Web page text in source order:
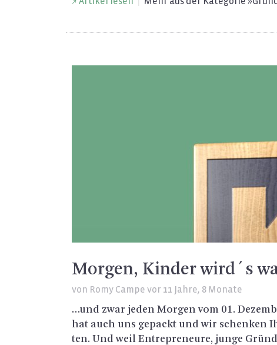
Morgen, Kinder wird´s
von Romy Campe vor 11 Jahre, 8 Monate
…und zwar jeden Mor­gen vom 01.
hat auch uns ge­packt und wir schen­ken
ten. Und weil En­tre­pre­neu­re, junge